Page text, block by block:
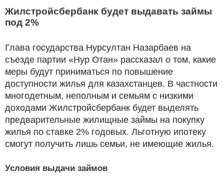
Жилстройсбербанк будет выдавать займы
под 2%
Глава государства Нурсултан Назарбаев на
съезде партии «Нур Отан» рассказал о том, какие
меры будут приниматься по повышение
доступности жилья для казахстанцев. В частности
многодетным, неполным и семьям с низкими
доходами Жилстройсбербанк будет выделять
предварительные жилищные займы на покупку
жилья по ставке 2% годовых. Льготную ипотеку
смогут получить лишь семьи, не имеющие жилья.
Условия выдачи займов